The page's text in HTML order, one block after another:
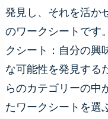
発見し、それを活か
のワークシートです
クシート：自分の興
な可能性を発見する
らのカテゴリーの中
たワークシートを選